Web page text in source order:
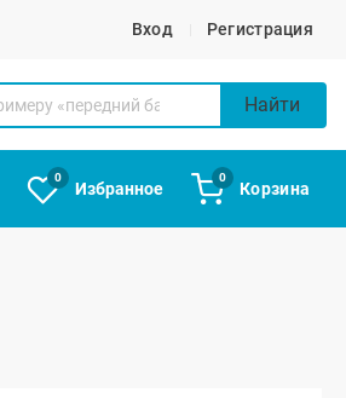
Вход Регистрация
Найти
0
Избранное
0
Корзина